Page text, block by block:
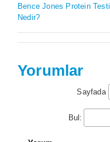
Bence Jones Protein Testi
Nedir?
Yorumlar
Sayfada
Bul: